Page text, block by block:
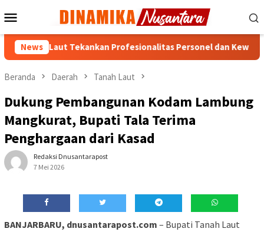
ke
Mobile
News
Laut Tekankan Profesionalitas Personel dan
Beranda Daerah Tanah Laut
Dukung Pembangunan Kodam Lambung
Mangkurat, Bupati Tala Terima
Penghargaan dari Kasad
Redaksi Dnusantarapost
7 Mei 2026
BANJARBARU, dnusantarapost.com – Bupati Tanah Laut